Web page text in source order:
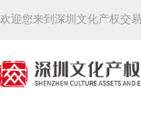
欢迎您来到深圳文化产权交